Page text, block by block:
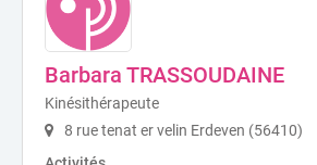
Barbara TRASSOUDAINE
Kinésithérapeute
8 rue tenat er velin Erdeven (56410)